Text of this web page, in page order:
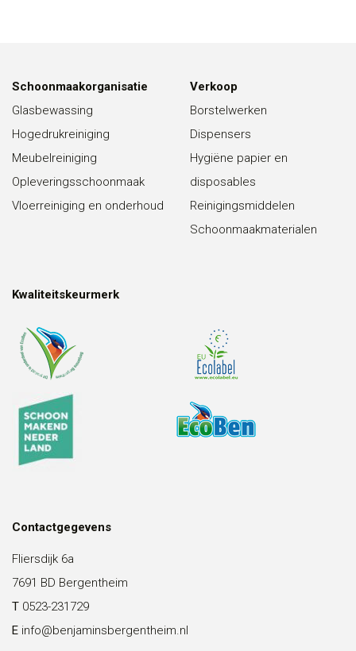
Schoonmaakorganisatie
Glasbewassing
Hogedrukreiniging
Meubelreiniging
Opleveringsschoonmaak
Vloerreiniging en onderhoud
Verkoop
Borstelwerken
Dispensers
Hygiëne papier en
disposables
Reinigingsmiddelen
Schoonmaakmaterialen
Kwaliteitskeurmerk
Contactgegevens
Fliersdijk 6a
7691 BD Bergentheim
T 0523-231729
E info@benjaminsbergentheim.nl